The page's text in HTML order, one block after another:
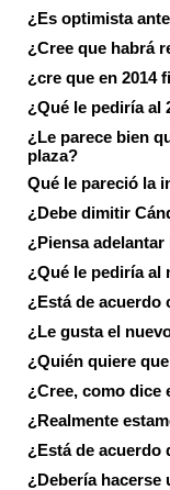
¿Es optimista
¿Cree que habrá
¿cre que en 2014
¿Qué le pediría al
¿Le parece bien
plaza?
Qué le pareció la
¿Debe dimitir
¿Piensa
¿Qué le pediría al
¿Está de acuerdo
¿Le gusta el
¿Quién quiere
¿Cree, como dice
¿Realmente
¿Está de acuerdo
¿Debería hacerse